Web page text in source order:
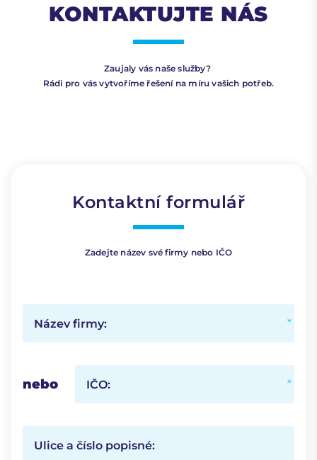
KONTAKTUJTE NÁS
Zaujaly vás naše služby?
Rádi pro vás vytvoříme řešení na míru vašich potřeb.
Kontaktní formulář
Zadejte název své firmy nebo IČO
Název firmy:
nebo IČO:
Ulice a číslo popisné: